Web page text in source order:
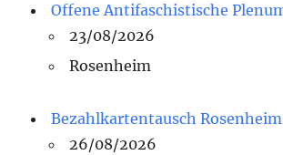
Offene Antifaschistische
23/08/2026
Rosenheim
Bezahlkartentausch Rosenheim
26/08/2026